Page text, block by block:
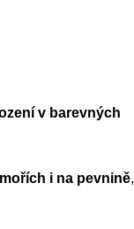
v barevných
i na pevnině,